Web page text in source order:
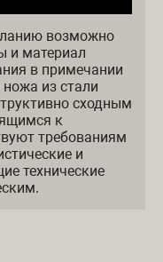
возможно
и материал
в примечании
из стали
сходным
к
требованиям
и
технические